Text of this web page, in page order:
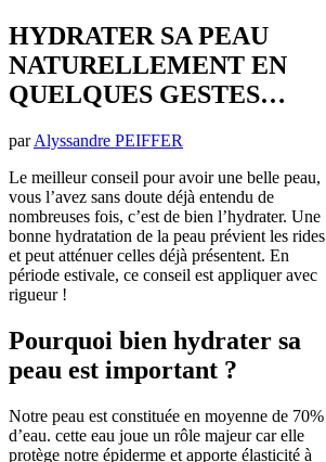
HYDRATER SA PEAU
NATURELLEMENT EN
QUELQUES GESTES…
parAlyssandre PEIFFER
Le meilleur conseil pour avoir une belle peau,
vous l’avez sans doute déjà entendu de
nombreuses fois, c’est de bien l’hydrater. Une
bonne hydratation de la peau prévient les rides
et peut atténuer celles déjà présentent. En
période estivale, ce conseil est appliquer avec
rigueur !
Pourquoi bien hydrater sa
peau est important ?
Notre peau est constituée en moyenne de 70%
d’eau. cette eau joue un rôle majeur car elle
protège notre épiderme et apporte élasticité à